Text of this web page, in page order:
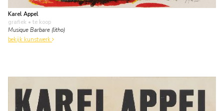
Karel Appel
grafiek • te koop
Musique Barbare (litho)
bekijk kunstwerk